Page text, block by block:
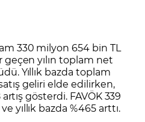
330 milyon 654 bin TL
geçen yılın toplam net
Yıllık bazda toplam
geliri elde edilirken,
artış gösterdi. FAVÖK 339
yıllık bazda %465 arttı.